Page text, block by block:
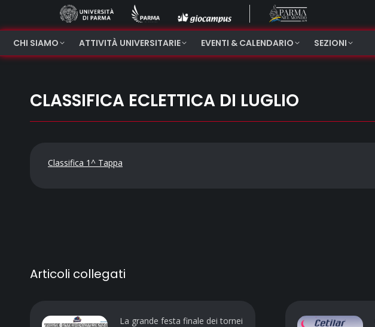
CHI SIAMO ATTIVITÀ UNIVERSITARIE EVENTI & CALENDARIO SEZIONI
CLASSIFICA ECLETTICA DI LUGLIO
Classifica 1^ Tappa
Articoli collegati
La grande festa finale dei tornei